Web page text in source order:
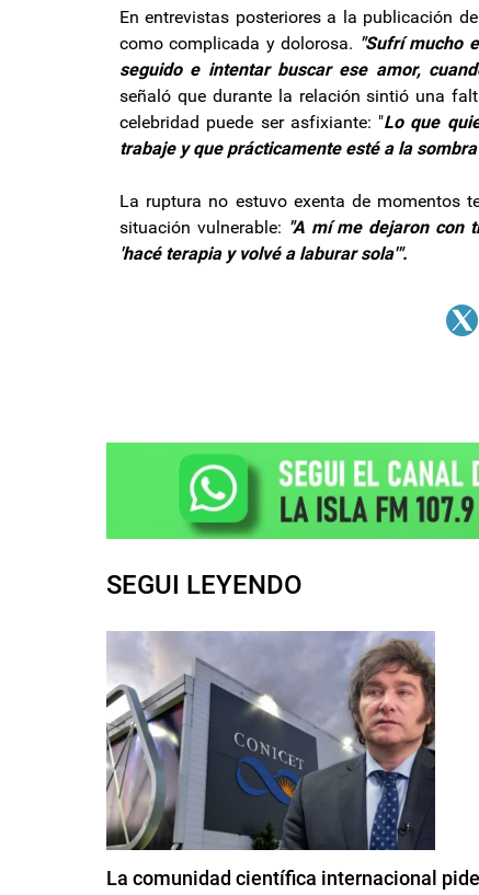
En entrevistas posteriores a la publicación
como complicada y dolorosa. "Sufrí mucho
seguido e intentar buscar ese amor,
señaló que durante la relación sintió una
celebridad puede ser asfixiante: "Lo que
trabaje y que prácticamente esté a la
La ruptura no estuvo exenta de momentos
situación vulnerable: "A mí me dejaron con
'hacé terapia y volvé a laburar sola'".
SEGUI LEYENDO
La comunidad científica internacional